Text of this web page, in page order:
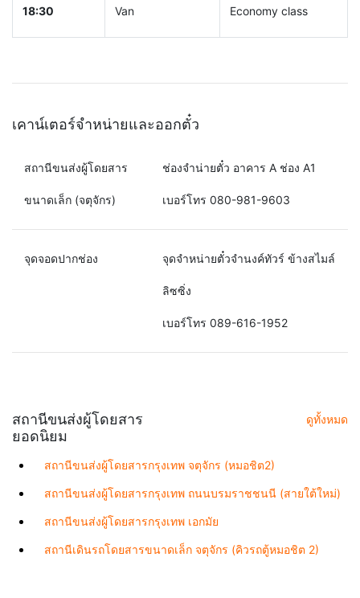
18:30 Van Economy class
เคาน์เตอร์จำหน่ายและออกตั๋ว
สถานีขนส่งผู้โดยสาร
ขนาดเล็ก (จตุจักร)
ช่องจำน่ายตั๋ว อาคาร A ช่อง A1
เบอร์โทร 080-981-9603
จุดจอดปากช่อง จุดจำหน่ายตั๋วจำนงค์ทัวร์ ข้างสไมล์
ลิซซิ่ง
เบอร์โทร 089-616-1952
สถานีขนส่งผู้โดยสาร
ยอดนิยม
ดูทั้งหมด
สถานีขนส่งผู้โดยสารกรุงเทพ จตุจักร (หมอชิต2)
สถานีขนส่งผู้โดยสารกรุงเทพ ถนนบรมราชชนนี (สายใต้ใหม่)
สถานีขนส่งผู้โดยสารกรุงเทพ เอกมัย
สถานีเดินรถโดยสารขนาดเล็ก จตุจักร (คิวรถตู้หมอชิต 2)